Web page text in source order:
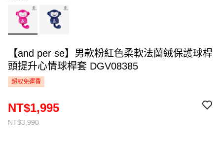
【and per se】男款粉紅色柔軟法蘭絨保護球桿
頭提升心情球桿套 DGV08385
超取免運費
NT$3,990
NT$1,995